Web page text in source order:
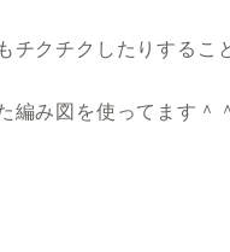
クチクしたりするこ
編み図を使ってます＾＾